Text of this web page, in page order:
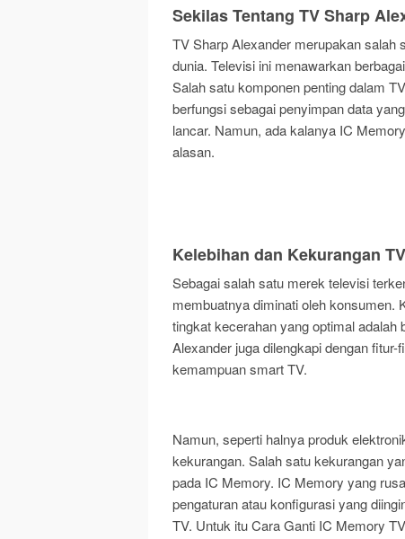
Sekilas Tentang TV Sharp
TV Sharp Alexander merupakan salah
dunia. Televisi ini menawarkan
Salah satu komponen penting dalam
berfungsi sebagai penyimpan data
lancar. Namun, ada kalanya IC
alasan.
Kelebihan dan Kekurangan
Sebagai salah satu merek televisi
membuatnya diminati oleh konsumen.
tingkat kecerahan yang optimal adalah
Alexander juga dilengkapi dengan
kemampuan smart TV.
Namun, seperti halnya produk
kekurangan. Salah satu kekurangan
pada IC Memory. IC Memory yang
pengaturan atau konfigurasi yang
TV. Untuk itu Cara Ganti IC Memory